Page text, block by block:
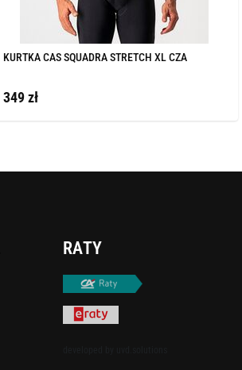
KURTKA CAS SQUADRA STRETCH XL CZA
349 zł
RATY